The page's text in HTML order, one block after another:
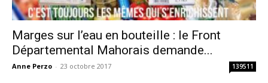
Marges sur l’eau en bouteille : le Front
Départemental Mahorais demande...
Anne Perzo - 23 octobre 2017 139511